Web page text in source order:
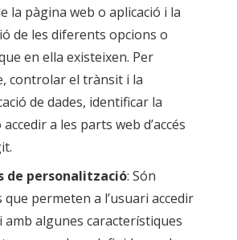
la pàgina web o aplicació i la
de les diferents opcions o
en ella existeixen. Per
controlar el trànsit i la
de dades, identificar la
a les parts web d’accés
de personalització: Són
que permeten a l’usuari accedir
amb algunes característiques